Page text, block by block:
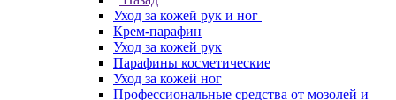
Уход за кожей рук и ног
Крем-парафин
Уход за кожей рук
Парафины косметические
Уход за кожей ног
Профессиональные средства от мозолей и